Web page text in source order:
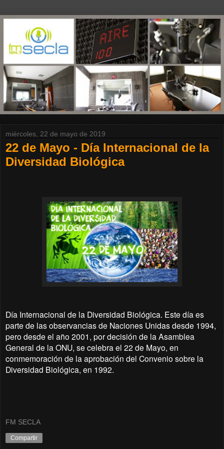
miércoles, 22 de mayo de 2019
22 de Mayo - Día Internacional de la
Diversidad Biológica
Día Internacional de la Diversidad Biológica. Este día es
parte de las observancias de Naciones Unidas desde 1994,
pero desde el año 2001, por decisión de la Asamblea
General de la ONU, se celebra el 22 de Mayo, en
conmemoración de la aprobación del Convenio sobre la
Diversidad Biológica, en 1992.
FM SECLA
Compartir